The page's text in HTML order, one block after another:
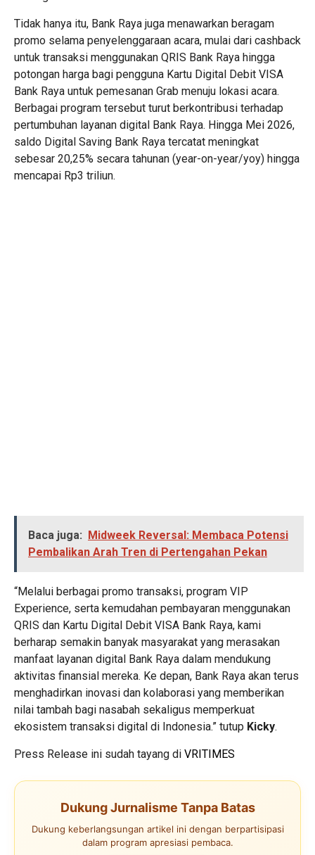
Tidak hanya itu, Bank Raya juga menawarkan beragam
promo selama penyelenggaraan acara, mulai dari cashback
untuk transaksi menggunakan QRIS Bank Raya hingga
potongan harga bagi pengguna Kartu Digital Debit VISA
Bank Raya untuk pemesanan Grab menuju lokasi acara.
Berbagai program tersebut turut berkontribusi terhadap
pertumbuhan layanan digital Bank Raya. Hingga Mei 2026,
saldo Digital Saving Bank Raya tercatat meningkat
sebesar 20,25% secara tahunan (year-on-year/yoy) hingga
mencapai Rp3 triliun.
Baca juga:
Midweek Reversal: Membaca Potensi
Pembalikan Arah Tren di Pertengahan Pekan
“Melalui berbagai promo transaksi, program VIP
Experience, serta kemudahan pembayaran menggunakan
QRIS dan Kartu Digital Debit VISA Bank Raya, kami
berharap semakin banyak masyarakat yang merasakan
manfaat layanan digital Bank Raya dalam mendukung
aktivitas finansial mereka. Ke depan, Bank Raya akan terus
menghadirkan inovasi dan kolaborasi yang memberikan
nilai tambah bagi nasabah sekaligus memperkuat
ekosistem transaksi digital di Indonesia.” tutup Kicky.
Press Release ini sudah tayang di VRITIMES
Dukung Jurnalisme Tanpa Batas
Dukung keberlangsungan artikel ini dengan berpartisipasi
dalam program apresiasi pembaca.